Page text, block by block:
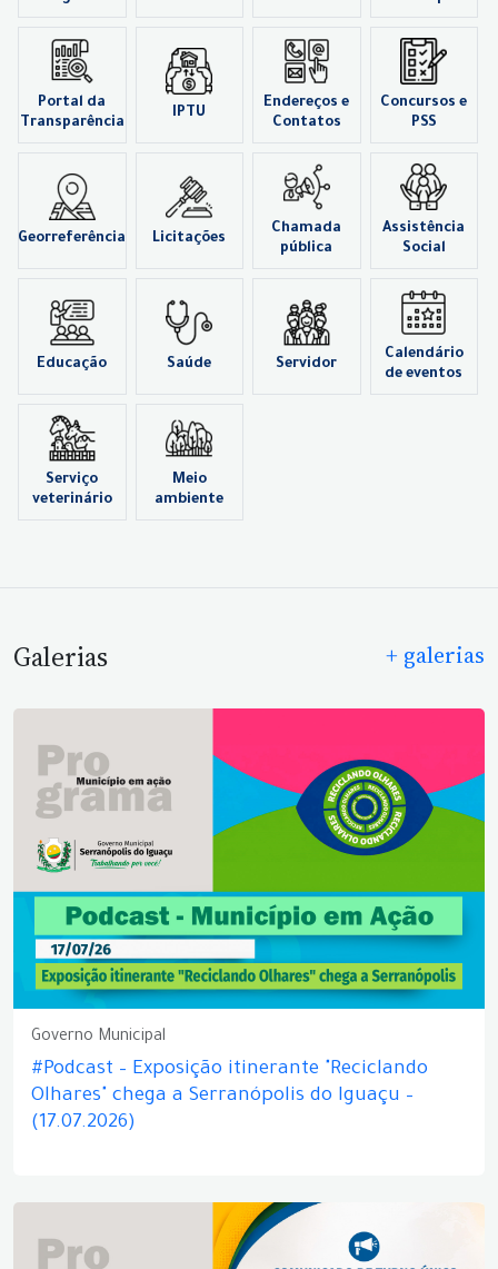
Portal da
Transparência
IPTU
Endereços e
Contatos
Concursos e
PSS
Georreferência Licitações
Chamada
pública
Assistência
Social
Educação Saúde Servidor
Calendário
de eventos
Serviço
veterinário
Meio
ambiente
Galerias + galerias
Governo Municipal
#Podcast – Exposição itinerante "Reciclando
Olhares" chega a Serranópolis do Iguaçu –
(17.07.2026)